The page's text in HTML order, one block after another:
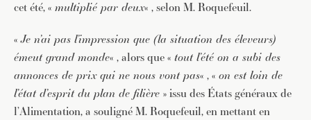
cet été, « multiplié par deux« , selon M. Roquefeuil.
«Je n’ai pas l’impression que (la situation des éleveurs)
émeut grand monde« , alors que « tout l’été on a subi des
annonces de prix qui ne nous vont pas« , « on est loin de
l’état d’esprit du plan de filière » issu des États généraux de
l’Alimentation, a souligné M. Roquefeuil, en mettant en